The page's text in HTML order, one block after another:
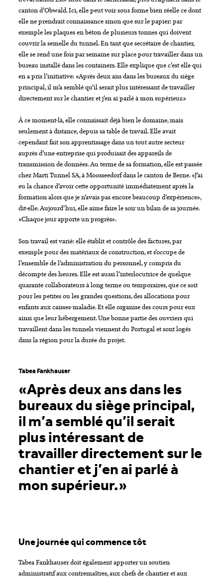
canton d’Obwald. Ici, elle peut voir sous forme bien réelle ce dont
elle ne prendrait connaissance sinon que sur le papier: par
exemple les plaques en béton de plusieurs tonnes qui doivent
couvrir la semelle du tunnel. En tant que secrétaire de chantier,
elle se rend une fois par semaine sur place pour travailler dans un
bureau installé dans les containers. Elle explique que c’est elle qui
en a pris l’initiative: «Après deux ans dans les bureaux du siège
principal, il m’a semblé qu’il serait plus intéressant de travailler
directement sur le chantier et j’en ai parlé à mon supérieur.»
À ce moment-là, elle connaissait déjà bien le domaine, mais
seulement à distance, depuis sa table de travail. Elle avait
cependant fait son apprentissage dans un tout autre secteur
auprès d’une entreprise qui produisait des appareils de
transmission de données. Au terme de sa formation, elle est passée
chez Marti Tunnel SA, à Moosseedorf dans le canton de Berne. «J’ai
eu la chance d’avoir cette opportunité immédiatement après la
formation alors que je n’avais pas encore beaucoup d’expérience»,
dit-elle. Aujourd’hui, elle aime faire le soir un bilan de sa journée.
«Chaque jour apporte un progrès».
Son travail est varié: elle établit et contrôle des factures, par
exemple pour des matériaux de construction, et s’occupe de
l’ensemble de l’administration du personnel, y compris du
décompte des heures. Elle est aussi l’interlocutrice de quelque
quarante collaborateurs à long terme ou temporaires, que ce soit
pour les petites ou les grandes questions, des allocations pour
enfants aux caisses-maladie. Et elle organise des cours pour eux
ainsi que leur hébergement. Une bonne partie des ouvriers qui
travaillent dans les tunnels viennent du Portugal et sont logés
dans la région pour la durée du projet.
«Après deux ans dans les
bureaux du siège principal,
il m’a semblé qu’il serait
plus intéressant de
travailler directement sur le
chantier et j’en ai parlé à
mon supérieur.»
Tabea Fankhauser
Une journée qui commence tôt
Tabea Fankhauser doit également apporter un soutien
administratif aux contremaîtres, aux chefs de chantier et aux